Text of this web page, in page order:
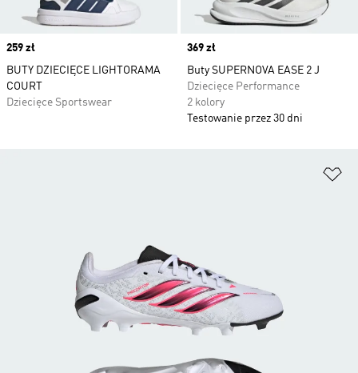
Price
259 zł
BUTY DZIECIĘCE LIGHTORAMA
COURT
Dziecięce Sportswear
Price
369 zł
Buty SUPERNOVA EASE 2 J
Dziecięce Performance
2 kolory
Testowanie przez 30 dni